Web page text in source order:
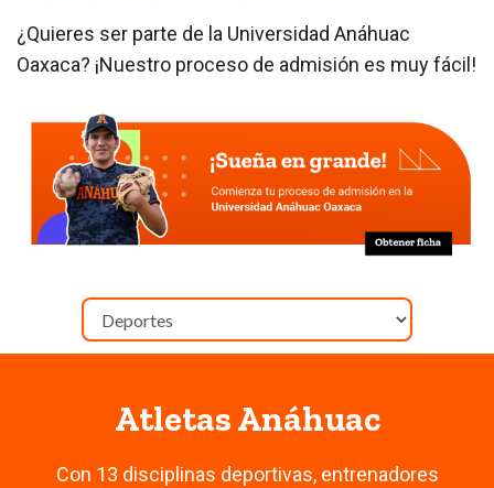
¿Quieres ser parte de la Universidad Anáhuac
Oaxaca? ¡Nuestro proceso de admisión es muy fácil!
Atletas Anáhuac
Con 13 disciplinas deportivas, entrenadores